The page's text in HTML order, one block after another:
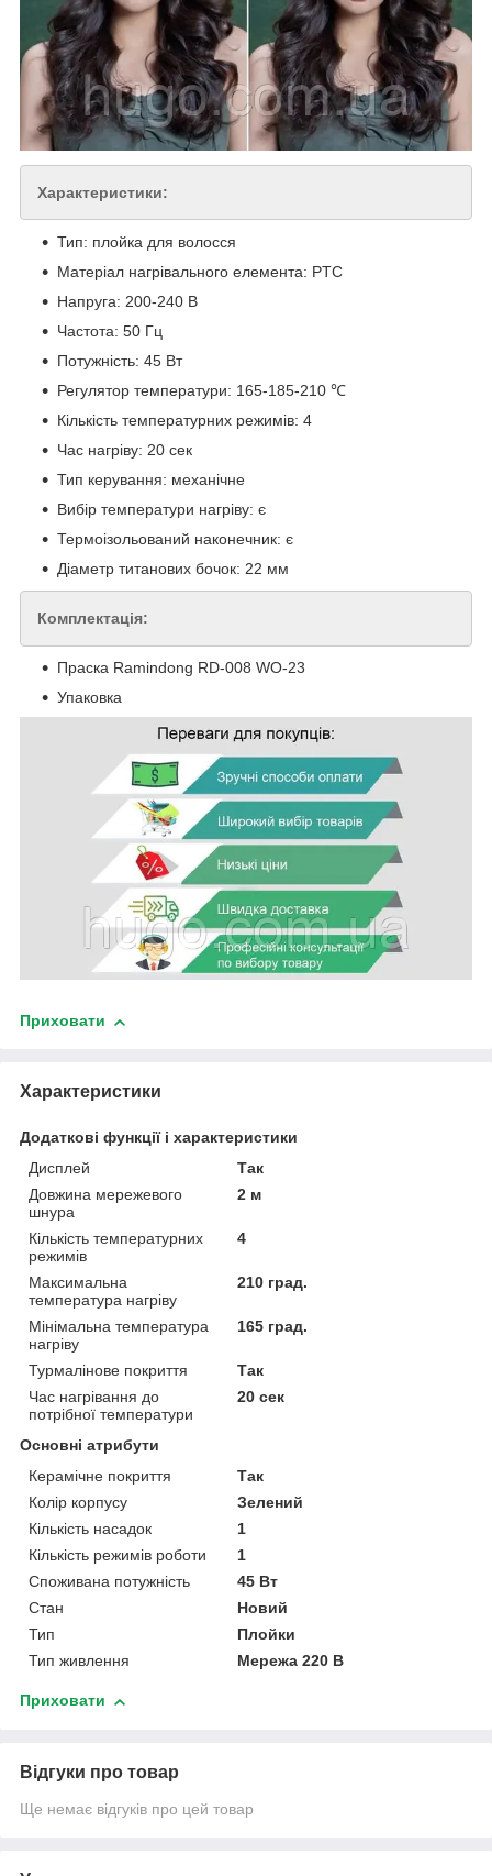
Характеристики:
Тип: плойка для волосся
Матеріал нагрівального елемента: PTC
Напруга: 200-240 В
Частота: 50 Гц
Потужність: 45 Вт
Регулятор температури: 165-185-210 ℃
Кількість температурних режимів: 4
Час нагріву: 20 сек
Тип керування: механічне
Вибір температури нагріву: є
Термоізольований наконечник: є
Діаметр титанових бочок: 22 мм
Комплектація:
Праска Ramindong RD-008 WO-23
Упаковка
Приховати
Характеристики
Додаткові функції і характеристики
Дисплей
Так
Довжина мережевого
шнура
2 м
Кількість температурних
режимів
4
Максимальна
температура нагріву
210 град.
Мінімальна температура
нагріву
165 град.
Турмалінове покриття
Так
Час нагрівання до
потрібної температури
20 сек
Основні атрибути
Керамічне покриття
Так
Колір корпусу
Зелений
Кількість насадок
1
Кількість режимів роботи
1
Споживана потужність
45 Вт
Стан
Новий
Тип
Плойки
Тип живлення
Мережа 220 В
Приховати
Відгуки про товар
Ще немає відгуків про цей товар